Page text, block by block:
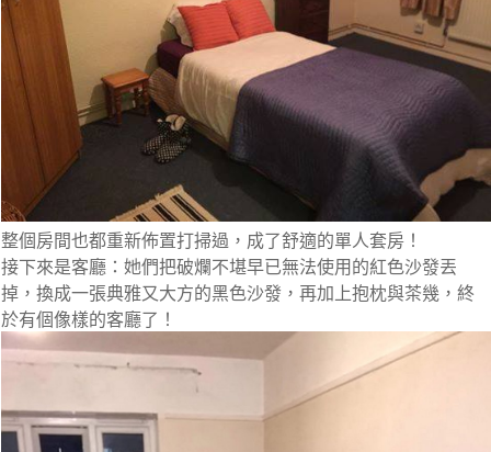
整個房間也都重新佈置打掃過，成了舒適的單人套房！
接下來是客廳 ：她們把破爛不堪早已無法使用的紅色沙發丟
掉，換成一張典雅又大方的黑色沙發，再加上抱枕與茶幾，終
於有個像樣的客廳了！